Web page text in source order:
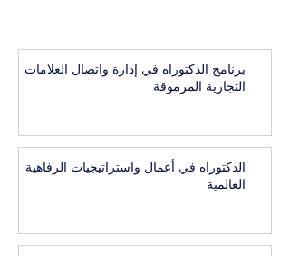
برنامج الدكتوراه في إدارة واتصال العلامات
التجارية المرموقة
الدكتوراه في أعمال واستراتيجيات الرفاهية
العالمية